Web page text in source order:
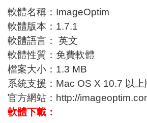
軟體名稱：ImageOptim
軟體版本：1.7.1
軟體語言： 英文
軟體性質：免費軟體
檔案大小：1.3 MB
系統支援：Mac OS X 10.7 以上
官方網站： http://
軟體下載：